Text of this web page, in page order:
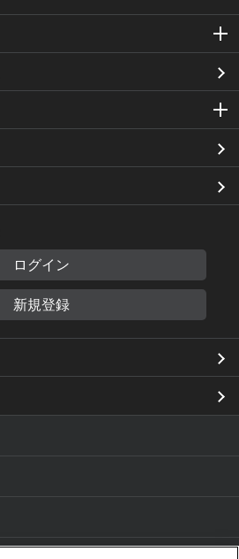
ログイン
新規登録